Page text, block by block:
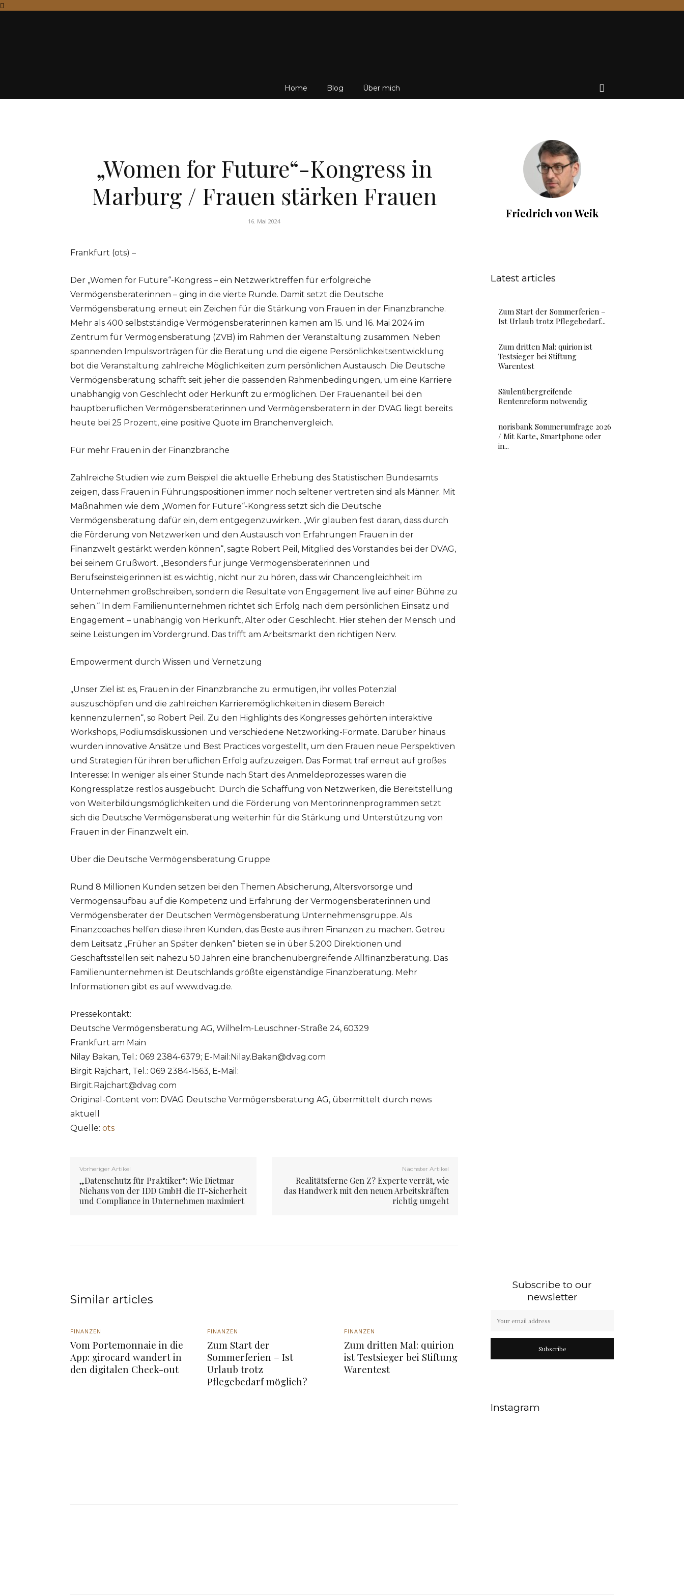
Home Blog Über mich
„Women for Future“-Kongress in
Marburg / Frauen stärken Frauen
16. Mai 2024
Frankfurt (ots) –
Der „Women for Future“-Kongress – ein Netzwerktreffen für erfolgreiche
Vermögensberaterinnen – ging in die vierte Runde. Damit setzt die Deutsche
Vermögensberatung erneut ein Zeichen für die Stärkung von Frauen in der Finanzbranche.
Mehr als 400 selbstständige Vermögensberaterinnen kamen am 15. und 16. Mai 2024 im
Zentrum für Vermögensberatung (ZVB) im Rahmen der Veranstaltung zusammen. Neben
spannenden Impulsvorträgen für die Beratung und die eigene Persönlichkeitsentwicklung
bot die Veranstaltung zahlreiche Möglichkeiten zum persönlichen Austausch. Die Deutsche
Vermögensberatung schafft seit jeher die passenden Rahmenbedingungen, um eine Karriere
unabhängig von Geschlecht oder Herkunft zu ermöglichen. Der Frauenanteil bei den
hauptberuflichen Vermögensberaterinnen und Vermögensberatern in der DVAG liegt bereits
heute bei 25 Prozent, eine positive Quote im Branchenvergleich.
Für mehr Frauen in der Finanzbranche
Zahlreiche Studien wie zum Beispiel die aktuelle Erhebung des Statistischen Bundesamts
zeigen, dass Frauen in Führungspositionen immer noch seltener vertreten sind als Männer. Mit
Maßnahmen wie dem „Women for Future“-Kongress setzt sich die Deutsche
Vermögensberatung dafür ein, dem entgegenzuwirken. „Wir glauben fest daran, dass durch
die Förderung von Netzwerken und den Austausch von Erfahrungen Frauen in der
Finanzwelt gestärkt werden können“, sagte Robert Peil, Mitglied des Vorstandes bei der DVAG,
bei seinem Grußwort. „Besonders für junge Vermögensberaterinnen und
Berufseinsteigerinnen ist es wichtig, nicht nur zu hören, dass wir Chancengleichheit im
Unternehmen großschreiben, sondern die Resultate von Engagement live auf einer Bühne zu
sehen.“ In dem Familienunternehmen richtet sich Erfolg nach dem persönlichen Einsatz und
Engagement – unabhängig von Herkunft, Alter oder Geschlecht. Hier stehen der Mensch und
seine Leistungen im Vordergrund. Das trifft am Arbeitsmarkt den richtigen Nerv.
Empowerment durch Wissen und Vernetzung
„Unser Ziel ist es, Frauen in der Finanzbranche zu ermutigen, ihr volles Potenzial
auszuschöpfen und die zahlreichen Karrieremöglichkeiten in diesem Bereich
kennenzulernen“, so Robert Peil. Zu den Highlights des Kongresses gehörten interaktive
Workshops, Podiumsdiskussionen und verschiedene Netzworking-Formate. Darüber hinaus
wurden innovative Ansätze und Best Practices vorgestellt, um den Frauen neue Perspektiven
und Strategien für ihren beruflichen Erfolg aufzuzeigen. Das Format traf erneut auf großes
Interesse: In weniger als einer Stunde nach Start des Anmeldeprozesses waren die
Kongressplätze restlos ausgebucht. Durch die Schaffung von Netzwerken, die Bereitstellung
von Weiterbildungsmöglichkeiten und die Förderung von Mentorinnenprogrammen setzt
sich die Deutsche Vermögensberatung weiterhin für die Stärkung und Unterstützung von
Frauen in der Finanzwelt ein.
Über die Deutsche Vermögensberatung Gruppe
Rund 8 Millionen Kunden setzen bei den Themen Absicherung, Altersvorsorge und
Vermögensaufbau auf die Kompetenz und Erfahrung der Vermögensberaterinnen und
Vermögensberater der Deutschen Vermögensberatung Unternehmensgruppe. Als
Finanzcoaches helfen diese ihren Kunden, das Beste aus ihren Finanzen zu machen. Getreu
dem Leitsatz „Früher an Später denken“ bieten sie in über 5.200 Direktionen und
Geschäftsstellen seit nahezu 50 Jahren eine branchenübergreifende Allfinanzberatung. Das
Familienunternehmen ist Deutschlands größte eigenständige Finanzberatung. Mehr
Informationen gibt es auf www.dvag.de.
Pressekontakt:
Deutsche Vermögensberatung AG, Wilhelm-Leuschner-Straße 24, 60329
Frankfurt am Main
Nilay Bakan, Tel.: 069 2384-6379; E-Mail:Nilay.Bakan@dvag.com
Birgit Rajchart, Tel.: 069 2384-1563, E-Mail:
Birgit.Rajchart@dvag.com
Original-Content von: DVAG Deutsche Vermögensberatung AG, übermittelt durch news
aktuell
Quelle: ots
Vorheriger Artikel
„Datenschutz für Praktiker“: Wie Dietmar
Niehaus von der IDD GmbH die IT-Sicherheit
und Compliance in Unternehmen maximiert
Nächster Artikel
Realitätsferne Gen Z? Experte verrät, wie
das Handwerk mit den neuen Arbeitskräften
richtig umgeht
Friedrich von Weik
Latest articles
Zum Start der Sommerferien –
Ist Urlaub trotz Pflegebedarf...
Zum dritten Mal: quirion ist
Testsieger bei Stiftung
Warentest
Säulenübergreifende
Rentenreform notwendig
norisbank Sommerumfrage 2026
/ Mit Karte, Smartphone oder
in...
Similar articles
FINANZEN
Vom Portemonnaie in die
App: girocard wandert in
den digitalen Check-out
FINANZEN
Zum Start der
Sommerferien – Ist
Urlaub trotz
Pflegebedarf möglich?
FINANZEN
Zum dritten Mal: quirion
ist Testsieger bei Stiftung
Warentest
Subscribe to our
newsletter
Subscribe
Instagram